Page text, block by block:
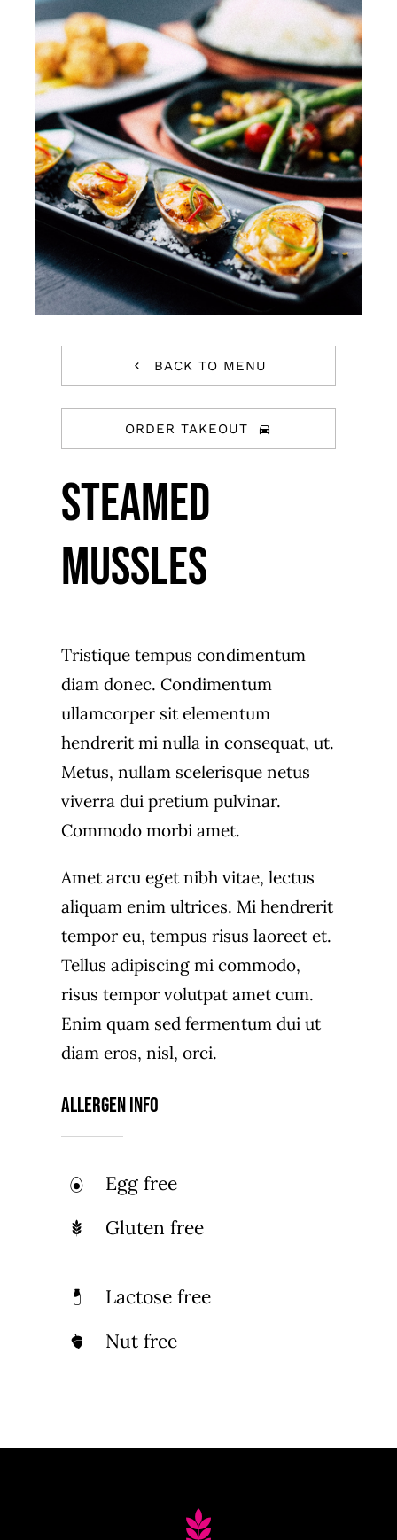
Tienda
BACK TO MENU
ORDER TAKEOUT
Steamed
Mussles
Tristique tempus condimentum
diam donec. Condimentum
ullamcorper sit elementum
hendrerit mi nulla in consequat, ut.
Metus, nullam scelerisque netus
viverra dui pretium pulvinar.
Commodo morbi amet.
Amet arcu eget nibh vitae, lectus
aliquam enim ultrices. Mi hendrerit
tempor eu, tempus risus laoreet et.
Tellus adipiscing mi commodo,
risus tempor volutpat amet cum.
Enim quam sed fermentum dui ut
diam eros, nisl, orci.
Allergen Info
Egg free
Gluten free
Lactose free
Nut free